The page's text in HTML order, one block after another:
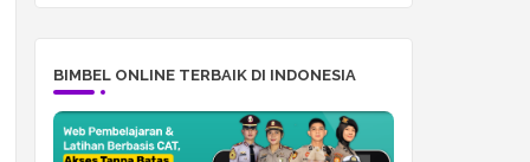
BIMBEL ONLINE TERBAIK DI INDONESIA